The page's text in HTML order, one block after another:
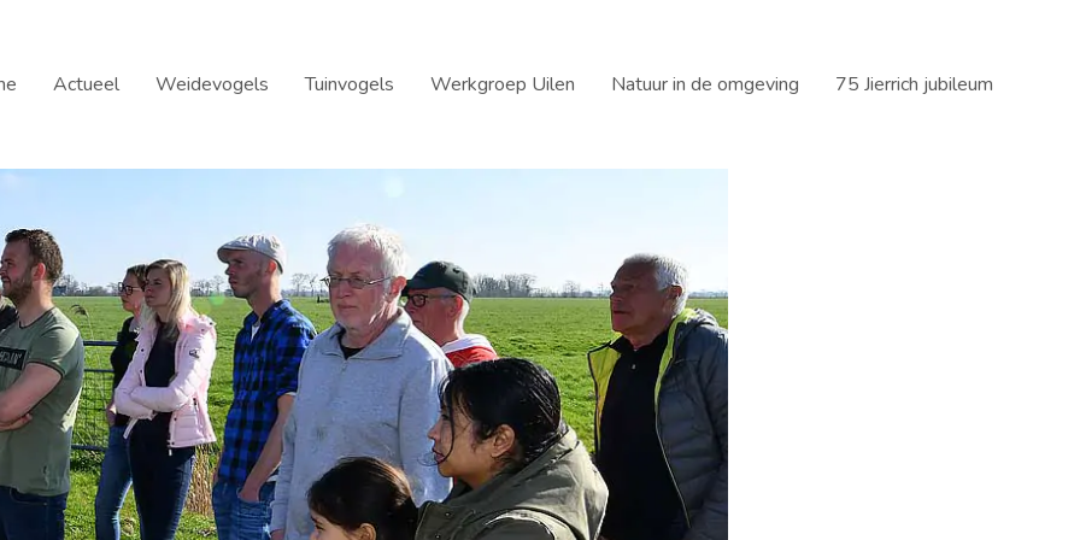
Actueel Weidevogels Tuinvogels Werkgroep Uilen Natuur in de omgeving 75 Jierrich jubileum